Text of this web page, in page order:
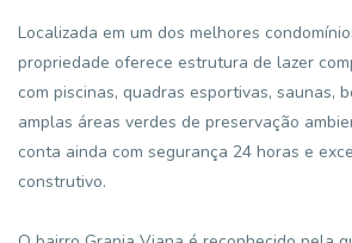
Localizada em um dos melhores
propriedade oferece estrutura de lazer
com piscinas, quadras esportivas, saunas,
amplas áreas verdes de preservação
conta ainda com segurança 24 horas e
construtivo.